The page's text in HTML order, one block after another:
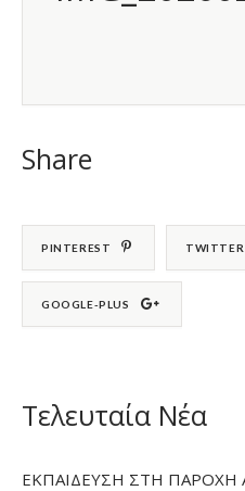
Share
PINTEREST TWITTER
GOOGLE-PLUS
Τελευταία Νέα
ΕΚΠΑΙΔΕΥΣΗ ΣΤΗ ΠΑΡΟΧΗ